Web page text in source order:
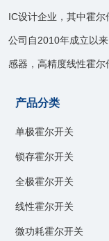
IC设计企业，其中霍尔
公司自2010年成立以
感器，高精度线性霍尔
产品分类
单极霍尔开关
锁存霍尔开关
全极霍尔开关
线性霍尔开关
微功耗霍尔开关